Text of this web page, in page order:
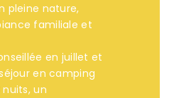
pleine nature,
familiale et
en juillet et
en camping
un